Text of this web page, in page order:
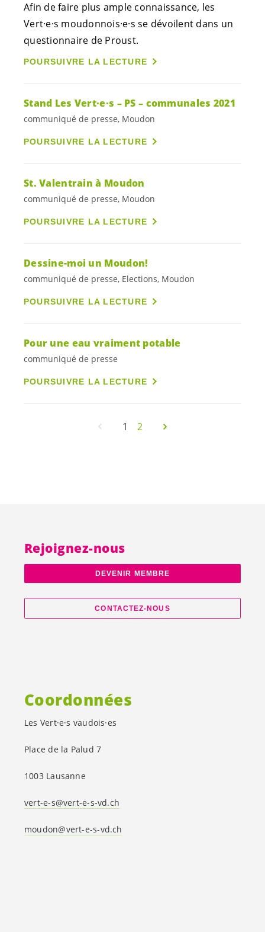
Afin de faire plus ample connaissance, les
Vert·e·s moudonnois·e·s se dévoilent dans un
questionnaire de Proust.
POURSUIVRE LA LECTURE
Stand Les Vert·e·s – PS – communales 2021
communiqué de presse, Moudon
POURSUIVRE LA LECTURE
St. Valentrain à Moudon
communiqué de presse, Moudon
POURSUIVRE LA LECTURE
Dessine-moi un Moudon!
communiqué de presse, Elections, Moudon
POURSUIVRE LA LECTURE
Pour une eau vraiment potable
communiqué de presse
POURSUIVRE LA LECTURE
1 2
Rejoignez-nous
DEVENIR MEMBRE
CONTACTEZ-NOUS
Coordonnées
Les Vert·e·s vaudois·es
Place de la Palud 7
1003 Lausanne
vert-e-s@vert-e-s-vd.ch
moudon@vert-e-s-vd.ch